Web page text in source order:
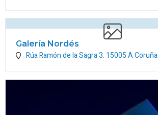
Galería Nordés
Rúa Ramón de la Sagra 3. 15005A Coruña